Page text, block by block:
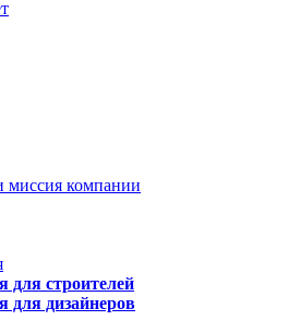
компании
для строителей
для дизайнеров